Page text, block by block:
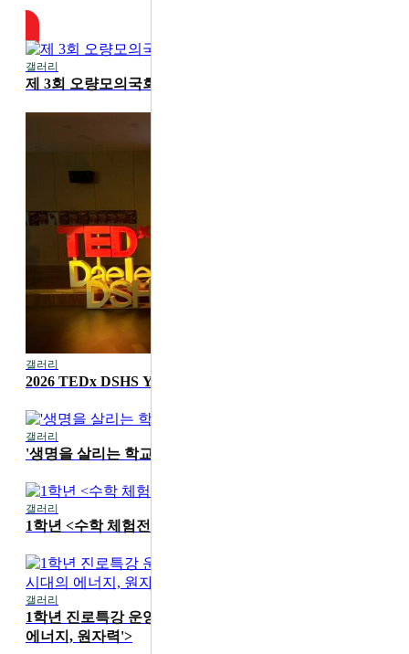
갤러리
제 3회 오량모의국회
갤러리
2026 TEDx DSHS Youth '디딤'
갤러리
'생명을 살리는 학교' 1학기 무지개 교실 진행
갤러리
1학년 <수학 체험전> 운영
갤러리
1학년 진로특강 운영 <카이스트 성지현 교수 'AI 시대의
에너지, 원자력'>